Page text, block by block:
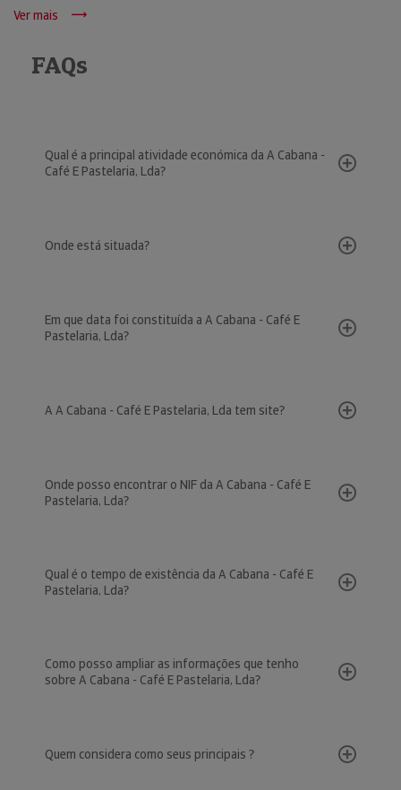
Ver mais
FAQs
Qual é a principal atividade económica da A Cabana -
Café E Pastelaria, Lda?
Onde está situada?
Em que data foi constituída a A Cabana - Café E
Pastelaria, Lda?
A A Cabana - Café E Pastelaria, Lda tem site?
Onde posso encontrar o NIF da A Cabana - Café E
Pastelaria, Lda?
Qual é o tempo de existência da A Cabana - Café E
Pastelaria, Lda?
Como posso ampliar as informações que tenho
sobre A Cabana - Café E Pastelaria, Lda?
Quem considera como seus principais ?